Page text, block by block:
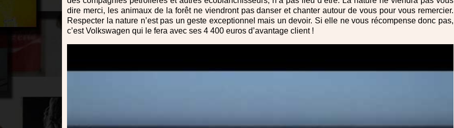
dire merci, les animaux de la forêt ne viendront pas danser et chanter autour de vous pour vous remercier.
Respecter la nature n’est pas un geste exceptionnel mais un devoir. Si elle ne vous récompense donc pas,
c’est Volkswagen qui le fera avec ses 4 400 euros d’avantage client !